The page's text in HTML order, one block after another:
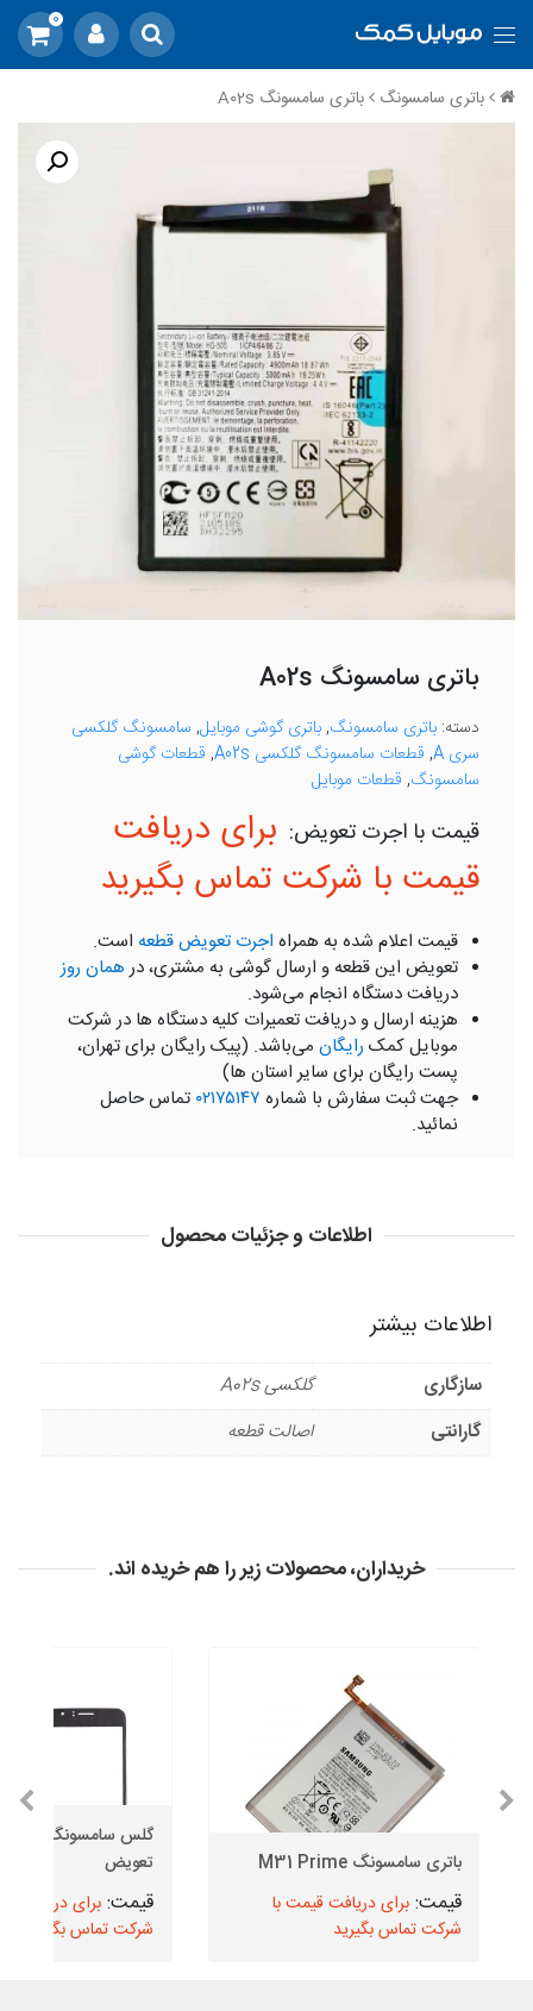
0
باتری سامسونگ باتری سامسونگ A02s
باتری سامسونگ A02s
دسته: باتری سامسونگ,باتری گوشی موبایل, سامسونگ گلکسی
سری A
, قطعات سامسونگ گلکسی A02s , قطعات گوشی
سامسونگ, قطعات موبایل
برای دریافت
قیمت با شرکت تماس بگیرید
قیمت اعلام شده به همراه اجرت تعویض قطعه است.
تعویض این قطعه و ارسال گوشی به مشتری، درهمان روز
دریافت دستگاه انجام می‌شود.
هزینه ارسال و دریافت تعمیرات کلیه دستگاه ها در شرکت
موبایل کمک رایگان می‌باشد. (پیک رایگان برای تهران،
پست رایگان برای سایر استان ها)
جهت ثبت سفارش با شماره ۰۲۱۷۵۱۴۷ تماس حاصل
نمائید.
اطلاعات و جزئیات محصول
اطلاعات بیشتر
سازگاری
گلکسی A02s
گارانتی
اصالت قطعه
خریداران، محصولات زیر را هم خریده اند.
باتری سامسونگ M31 Prime
برای دریافت قیمت با
شرکت تماس بگیرید
تعویض
برای دریافت
شرکت تماس بگیرید